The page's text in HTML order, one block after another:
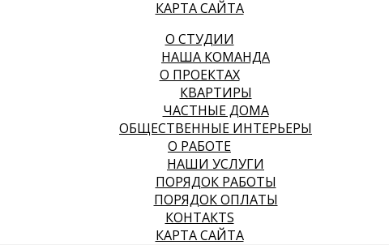
КАРТА САЙТА
О СТУДИИ
НАША КОМАНДА
О ПРОЕКТАХ
КВАРТИРЫ
ЧАСТНЫЕ ДОМА
ОБЩЕСТВЕННЫЕ ИНТЕРЬЕРЫ
О РАБОТЕ
НАШИ УСЛУГИ
ПОРЯДОК РАБОТЫ
ПОРЯДОК ОПЛАТЫ
КОНТАКТS
КАРТА САЙТА